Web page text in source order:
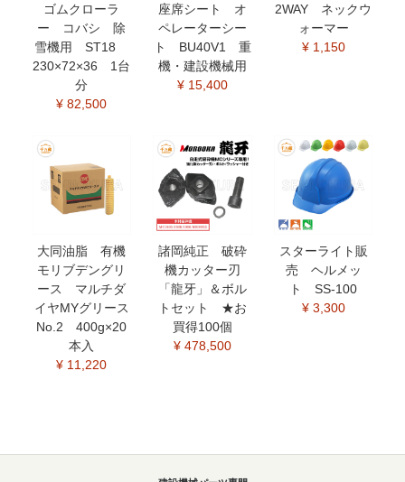
ゴムクローラ
ー コバシ 除
雪機用 ST18
230×72×36 1台
分
¥ 82,500
座席シート オ
ペレーターシー
ト BU40V1 重
機・建設機械用
¥ 15,400
2WAY ネックウ
ォーマー
¥ 1,150
大同油脂 有機
モリブデングリ
ース マルチダ
イヤMYグリース
No.2 400g×20
本入
¥ 11,220
諸岡純正 破砕
機カッター刃
「龍牙」＆ボル
トセット ★お
買得100個
¥ 478,500
スターライト販
売 ヘルメッ
ト SS-100
¥ 3,300